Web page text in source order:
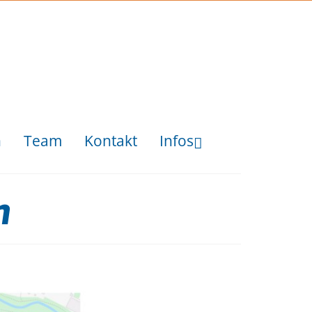
Team Kontakt Infos